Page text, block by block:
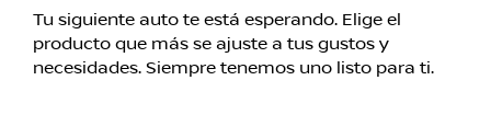
Tu siguiente auto te está esperando. Elige el
producto que más se ajuste a tus gustos y
necesidades. Siempre tenemos uno listo para ti.